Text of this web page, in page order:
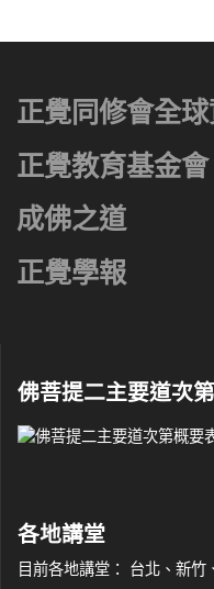
正覺同修會全球
正覺教育基金會
成佛之道
正覺學報
佛菩提二主要道次
各地講堂
目前各地講堂： 台北、新